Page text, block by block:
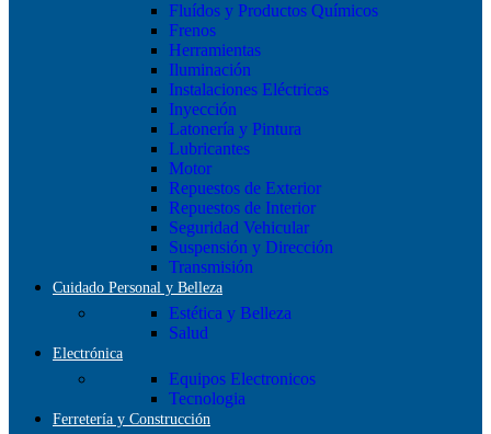
Fluídos y Productos Químicos
Frenos
Herramientas
Iluminación
Instalaciones Eléctricas
Inyección
Latonería y Pintura
Lubricantes
Motor
Repuestos de Exterior
Repuestos de Interior
Seguridad Vehicular
Suspensión y Dirección
Transmisión
Cuidado Personal y Belleza
Estética y Belleza
Salud
Electrónica
Equipos Electronicos
Tecnologia
Ferretería y Construcción